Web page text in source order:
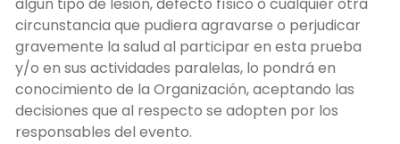
algún tipo de lesión, defecto físico o cualquier otra
circunstancia que pudiera agravarse o perjudicar
gravemente la salud al participar en esta prueba
y/o en sus actividades paralelas, lo pondrá en
conocimiento de la Organización, aceptando las
decisiones que al respecto se adopten por los
responsables del evento.